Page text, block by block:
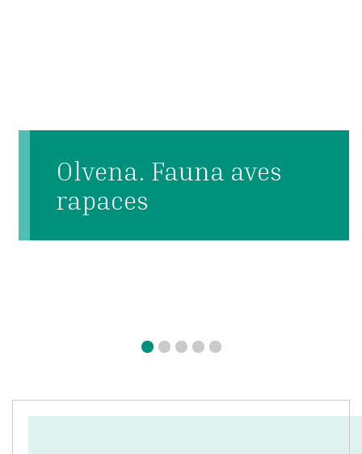
Olvena. Fauna aves
rapaces